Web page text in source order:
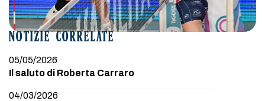
NOTIZIE CORRELATE
05/05/2026
Il saluto di Roberta Carraro
04/03/2026